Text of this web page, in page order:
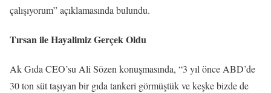
çalışıyorum” açıklamasında bulundu.
Tırsan ile Hayalimiz Gerçek Oldu
Ak Gıda CEO’su Ali Sözen konuşmasında, “3 yıl önce ABD’de
30 ton süt taşıyan bir gıda tankeri görmüştük ve keşke bizde de